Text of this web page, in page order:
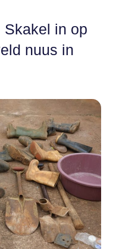
Skakel in op
nuus in